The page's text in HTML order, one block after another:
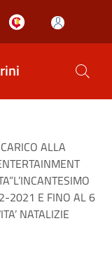
ALLA
2021 E FINO AL 6
NATALIZIE